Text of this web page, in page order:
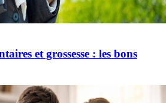
et grossesse : les bons